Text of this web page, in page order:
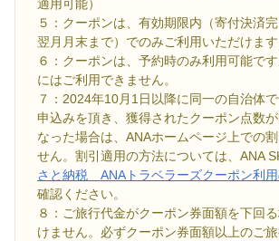
適用可能）
５：クーポンは、有効期限内（寄付決済
翌月月末まで）でのみご利用いただけます
６：クーポンは、予約時のみ利用可能で
にはご利用できません。
７：2024年10月1日以降に同一の自治体
申込みを頂き、獲得されたクーポン点数
なった場合は、ANAホームページ上での
せん。割引適用の方法については、ANA
さと納税 ANAトラベラーズクーポン利
確認ください。
８：ご旅行代金がクーポン券面額を下回
けません。必ずクーポン券面額以上のご